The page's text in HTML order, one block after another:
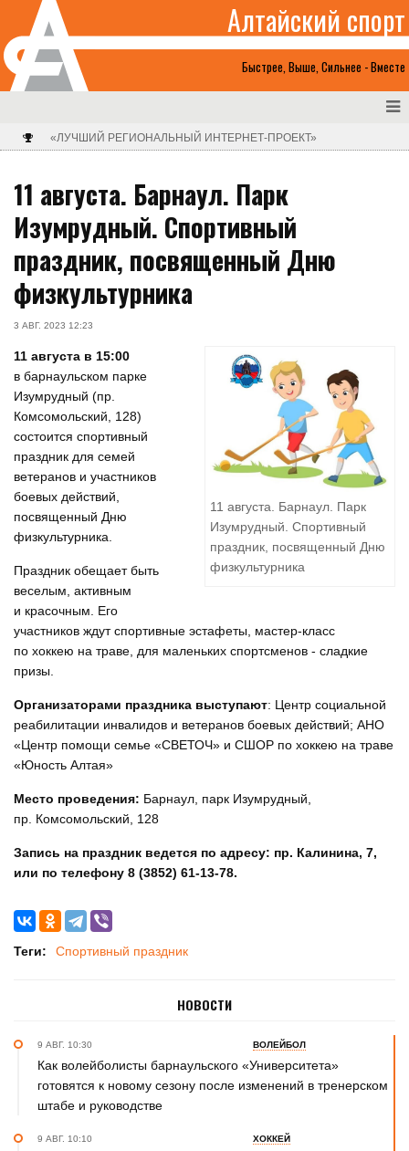
Быстрее, Выше, Сильнее - Вместе
Алтайский спорт
«ЛУЧШИЙ РЕГИОНАЛЬНЫЙ ИНТЕРНЕТ-ПРОЕКТ»
11 августа. Барнаул. Парк
Изумрудный. Спортивный
праздник, посвященный Дню
физкультурника
3 АВГ. 2023 12:23
11 августа. Барнаул. Парк
Изумрудный. Спортивный
праздник, посвященный Дню
физкультурника
11 августа в 15:00
в барнаульском парке
Изумрудный (пр.
Комсомольский, 128)
состоится спортивный
праздник для семей
ветеранов и участников
боевых действий,
посвященный Дню
физкультурника.
Праздник обещает быть
веселым, активным
и красочным. Его
участников ждут спортивные эстафеты, мастер-класс
по хоккею на траве, для маленьких спортсменов - сладкие
призы.
Организаторами праздника выступают: Центр социальной
реабилитации инвалидов и ветеранов боевых действий; АНО
«Центр помощи семье «СВЕТОЧ» и СШОР по хоккею на траве
«Юность Алтая»
Место проведения: Барнаул, парк Изумрудный,
пр. Комсомольский, 128
Запись на праздник ведется по адресу: пр. Калинина, 7,
или по телефону 8 (3852) 61-13-78.
Теги: Спортивный праздник
НОВОСТИ
9 АВГ. 10:30 ВОЛЕЙБОЛ
Как волейболисты барнаульского «Университета»
готовятся к новому сезону после изменений в тренерском
штабе и руководстве
9 АВГ. 10:10 ХОККЕЙ